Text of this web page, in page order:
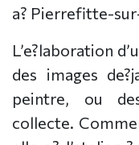
a? Pierrefitte-
L’e?laboration
des images
peintre, ou
collecte.